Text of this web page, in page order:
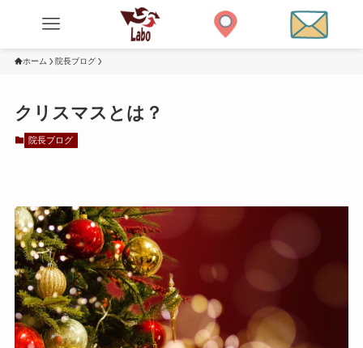
ホーム 院長ブログ
クリスマスとは？
院長ブログ